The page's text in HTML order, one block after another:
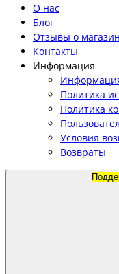
О нас
Блог
Отзывы о
Контакты
Информация
Политика
Политика
Условия
Возвраты